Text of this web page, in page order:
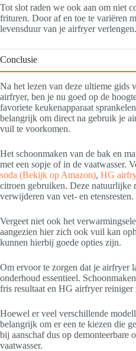
Tot slot raden we ook aan om niet
frituren. Door af en toe te variëren
levensduur van je airfryer verlengen.
Conclusie
Na het lezen van deze ultieme gids
airfryer, ben je nu goed op de
favoriete keukenapparaat
belangrijk om direct na gebruik je
vuil te voorkomen.
Het schoonmaken van de bak en
met een sopje of in de vaatwasser.
soda (Bekijk op Amazon), HG
citroen gebruiken. Deze natuurlijke
verwijderen van vet- en etensresten.
Vergeet niet ook het
aangezien hier zich ook vuil kan
kunnen hierbij goede opties zijn.
Om ervoor te zorgen dat je airfryer
onderhoud essentieel.
fris resultaat en HG airfryer
Hoewel er veel verschillende
belangrijk om er een te kiezen die
bij aanschaf dus op demonteerbare
vaatwasser.